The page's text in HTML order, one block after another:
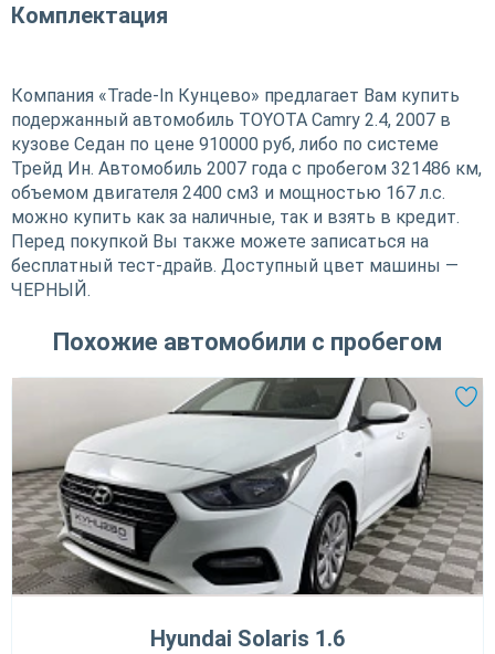
Комплектация
Компания «Trade-In Кунцево» предлагает Вам купить
подержанный автомобиль TOYOTA Camry 2.4, 2007 в
кузове Седан по цене 910000 руб, либо по системе
Трейд Ин. Автомобиль 2007 года с пробегом 321486 км,
объемом двигателя 2400 см3 и мощностью 167 л.с.
можно купить как за наличные, так и взять в кредит.
Перед покупкой Вы также можете записаться на
бесплатный тест-драйв. Доступный цвет машины —
ЧЕРНЫЙ.
Похожие автомобили с пробегом
Hyundai Solaris 1.6